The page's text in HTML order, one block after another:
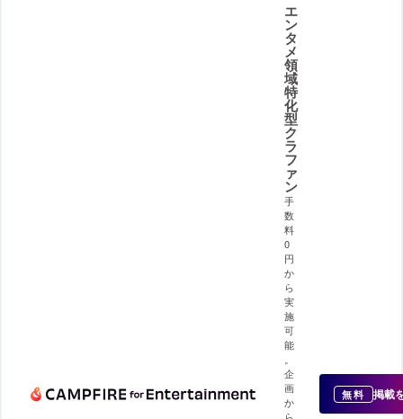
エ
ン
タ
メ
領
域
特
化
型
ク
ラ
フ
ァ
ン
手
数
料
0
円
か
ら
実
施
可
能
。
企
画
か
無料 掲載